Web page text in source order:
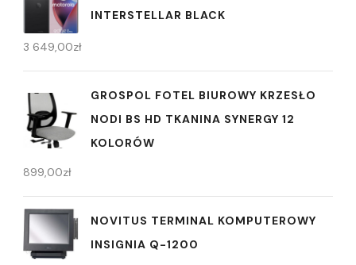
INTERSTELLAR BLACK
3 649,00zł
GROSPOL FOTEL BIUROWY KRZESŁO
NODI BS HD TKANINA SYNERGY 12
KOLORÓW
899,00zł
NOVITUS TERMINAL KOMPUTEROWY
INSIGNIA Q-1200